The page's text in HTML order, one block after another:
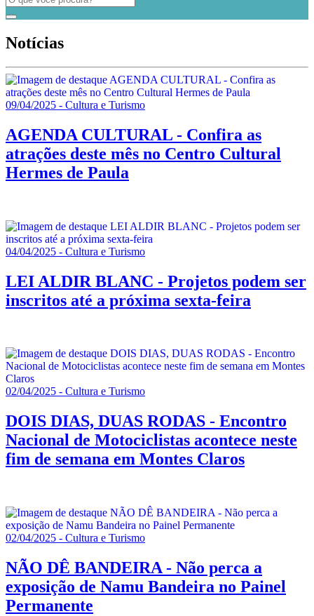
Notícias
09/04/2025 - Cultura e Turismo
AGENDA CULTURAL - Confira as
atrações deste mês no Centro Cultural
Hermes de Paula
04/04/2025 - Cultura e Turismo
LEI ALDIR BLANC - Projetos podem ser
inscritos até a próxima sexta-feira
02/04/2025 - Cultura e Turismo
DOIS DIAS, DUAS RODAS - Encontro
Nacional de Motociclistas acontece neste
fim de semana em Montes Claros
02/04/2025 - Cultura e Turismo
NÃO DÊ BANDEIRA - Não perca a
exposição de Namu Bandeira no Painel
Permanente